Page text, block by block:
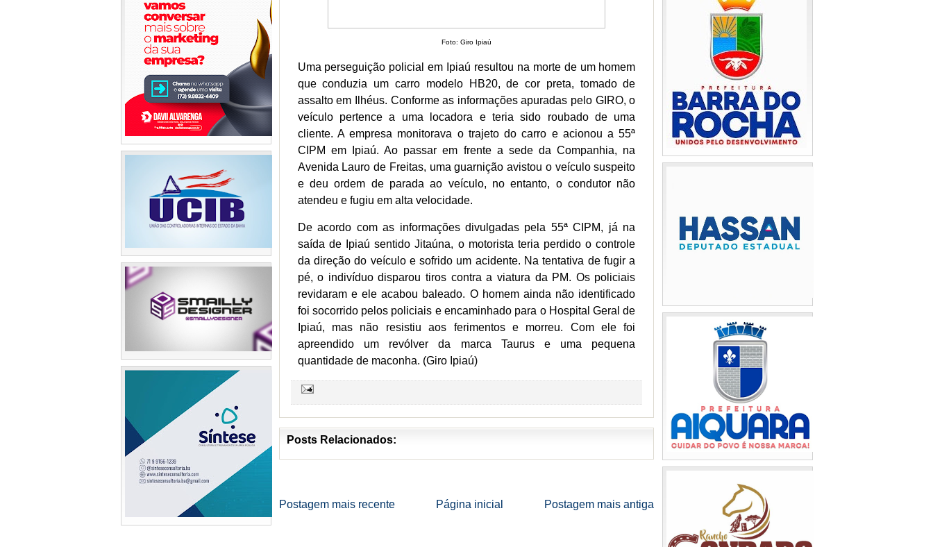
Foto: Giro Ipiaú
Uma perseguição policial em Ipiaú resultou na morte de um homem
que conduzia um carro modelo HB20, de cor preta, tomado de
assalto em Ilhéus. Conforme as informações apuradas pelo GIRO, o
veículo pertence a uma locadora e teria sido roubado de uma
cliente. A empresa monitorava o trajeto do carro e acionou a 55ª
CIPM em Ipiaú. Ao passar em frente a sede da Companhia, na
Avenida Lauro de Freitas, uma guarnição avistou o veículo suspeito
e deu ordem de parada ao veículo, no entanto, o condutor não
atendeu e fugiu em alta velocidade.
De acordo com as informações divulgadas pela 55ª CIPM, já na
saída de Ipiaú sentido Jitaúna, o motorista teria perdido o controle
da direção do veículo e sofrido um acidente. Na tentativa de fugir a
pé, o indivíduo disparou tiros contra a viatura da PM. Os policiais
revidaram e ele acabou baleado. O homem ainda não identificado
foi socorrido pelos policiais e encaminhado para o Hospital Geral de
Ipiaú, mas não resistiu aos ferimentos e morreu. Com ele foi
apreendido um revólver da marca Taurus e uma pequena
quantidade de maconha. (Giro Ipiaú)
Posts Relacionados:
Postagem mais recente Postagem mais antiga
Página inicial